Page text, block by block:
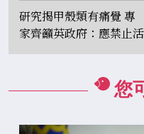
研究揭甲殼類有痛覺 專
家齊籲英政府：應禁止活
煮龍蝦
您